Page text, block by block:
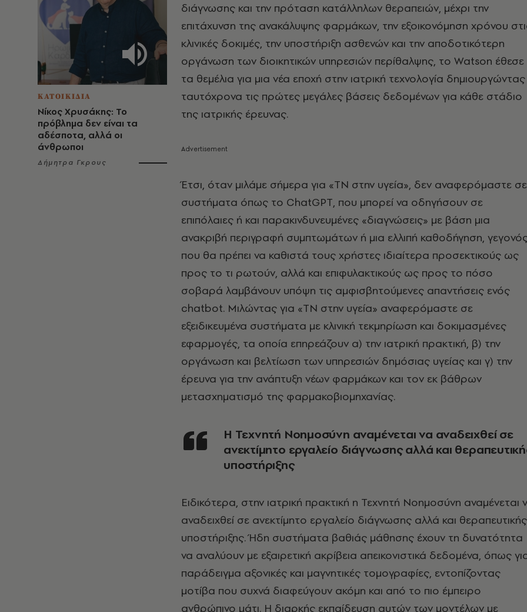
ΚΑΤΟΙΚΙΔΙΑ
Νίκος Χρυσάκης: Το
πρόβλημα δεν είναι τα
αδέσποτα, αλλά οι
άνθρωποι
Δήμητρα Γκρους
διάγνωσης και την πρόταση κατάλληλων θεραπειών, μέχρι την
επιτάχυνση της ανακάλυψης φαρμάκων, την εξοικονόμηση χρόνου
κλινικές δοκιμές, την υποστήριξη ασθενών και την αποδοτικότερη
οργάνωση των διοικητικών υπηρεσιών περίθαλψης, το Watson έθεσε
τα θεμέλια για μια νέα εποχή στην ιατρική τεχνολογία δημιουργώντας
ταυτόχρονα τις πρώτες μεγάλες βάσεις δεδομένων για κάθε στάδιο
της ιατρικής έρευνας.
Έτσι, όταν μιλάμε σήμερα για «ΤΝ στην υγεία», δεν αναφερόμαστε σε
συστήματα όπως το ChatGPT, που μπορεί να οδηγήσουν σε
επιπόλαιες ή και παρακινδυνευμένες «διαγνώσεις» με βάση μια
ανακριβή περιγραφή συμπτωμάτων ή μια ελλιπή καθοδήγηση,
που θα πρέπει να καθιστά τους χρήστες ιδιαίτερα προσεκτικούς ως
προς το τι ρωτούν, αλλά και επιφυλακτικούς ως προς το πόσο
σοβαρά λαμβάνουν υπόψη τις αμφισβητούμενες απαντήσεις ενός
chatbot. Μιλώντας για «ΤΝ στην υγεία» αναφερόμαστε σε
εξειδικευμένα συστήματα με κλινική τεκμηρίωση και δοκιμασμένες
εφαρμογές, τα οποία επηρεάζουν α) την ιατρική πρακτική, β) την
οργάνωση και βελτίωση των υπηρεσιών δημόσιας υγείας και γ) την
έρευνα για την ανάπτυξη νέων φαρμάκων και τον εκ βάθρων
μετασχηματισμό της φαρμακοβιομηχανίας.
H Τεχνητή Νοημοσύνη αναμένεται να αναδειχθεί σε
ανεκτίμητο εργαλείο διάγνωσης αλλά και
υποστήριξης
Ειδικότερα, στην ιατρική πρακτική η Τεχνητή Νοημοσύνη αναμένεται
αναδειχθεί σε ανεκτίμητο εργαλείο διάγνωσης αλλά και θεραπευτικής
υποστήριξης. Ήδη συστήματα βαθιάς μάθησης έχουν τη δυνατότητα
να αναλύουν με εξαιρετική ακρίβεια απεικονιστικά δεδομένα, όπως
παράδειγμα αξονικές και μαγνητικές τομογραφίες, εντοπίζοντας
μοτίβα που συχνά διαφεύγουν ακόμη και από το πιο έμπειρο
ανθρώπινο μάτι. Η διαρκής εκπαίδευση αυτών των μοντέλων με